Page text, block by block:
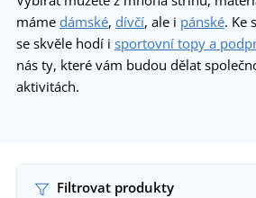
máme dámské, dívčí, ale i pánské. Ke
se skvěle hodí i sportovní topy a
nás ty, které vám budou dělat
aktivitách.
Filtrovat produkty